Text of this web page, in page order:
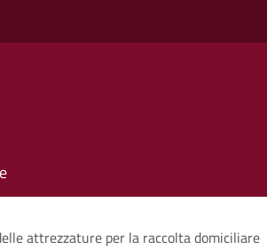
attrezzature per la raccolta domiciliare